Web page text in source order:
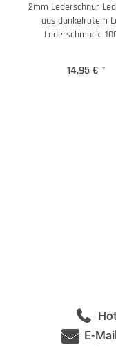
2mm Lederschnur
aus dunkelrotem
Lederschmuck,
14,95 € *
E-